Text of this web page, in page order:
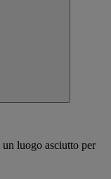
luogo asciutto per